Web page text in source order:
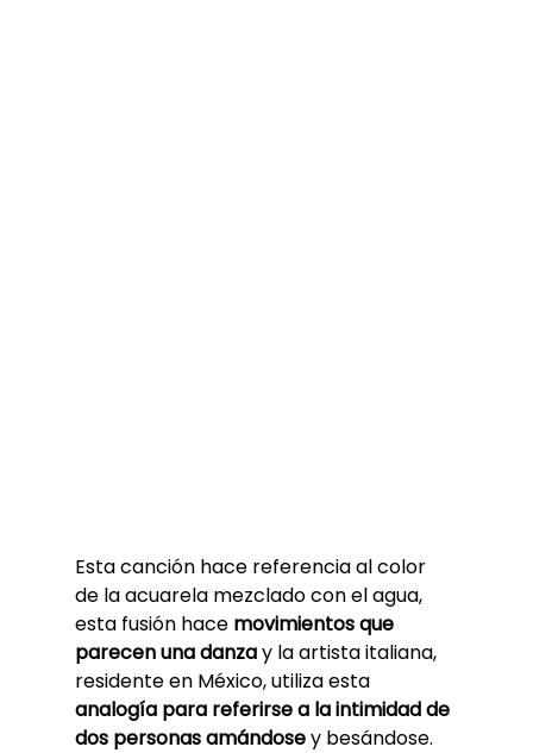
Esta canción hace referencia al color
de la acuarela mezclado con el agua,
esta fusión hace movimientos que
parecen una danza y la artista italiana,
residente en México, utiliza esta
analogía para referirse a la intimidad de
dos personas amándose y besándose.